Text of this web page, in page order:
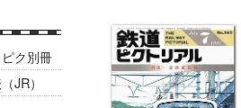
ク別冊
JR）